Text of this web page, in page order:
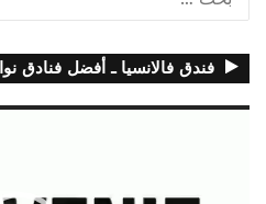
فندق فالانسيا ـ أفضل فنادق